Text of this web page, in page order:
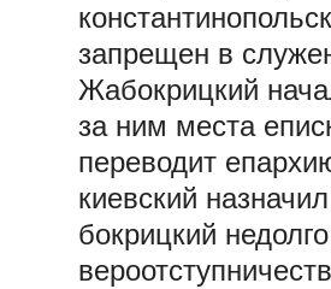
запрещен в
Жабокрицкий
за ним места
переводит
киевский
бокрицкий